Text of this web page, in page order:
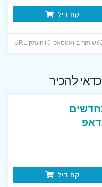
קח דיל
שיתוף בוואטסאפ העתק URL
להכיר
קח דיל